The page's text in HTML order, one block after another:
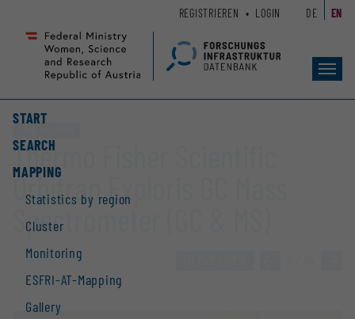
Seiteninhalt
Accesskey
Hauptnavigation
Accesskey
START
SEARCH
MAPPING
Statistics by region
Cluster
Monitoring
ESFRI-AT-Mapping
Gallery
REGISTRIEREN LOGIN DE EN
Thermo Fisher Scientific
Orbitrap Exploris GC Mass
Spectrometer (GC & MS)